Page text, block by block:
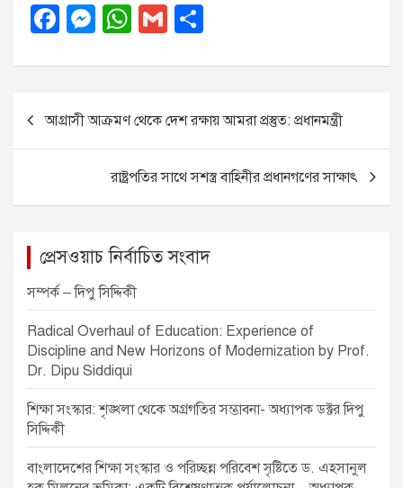
F
c
e
b
M
ss
e
n
g
er
W
at
s
A
p
p
G
ail ar
e
আগ্রাসী আক্রমণ থেকে দেশ রক্ষায় আমরা প্রস্তুত: প্রধানমন্ত্রী
রাষ্ট্রপতির সাথে সশস্ত্র বাহিনীর প্রধানগণের সাক্ষাৎ
প্রেসওয়াচ নির্বাচিত সংবাদ
সম্পর্ক – দিপু সিদ্দিকী
Radical Overhaul of Education: Experience of
Discipline and New Horizons of Modernization by Prof.
Dr. Dipu Siddiqui
শিক্ষা সংস্কার: শৃঙ্খলা থেকে অগ্রগতির সম্ভাবনা- অধ্যাপক ডক্টর দিপু
সিদ্দিকী
বাংলাদেশের শিক্ষা সংস্কার ও পরিচ্ছন্ন পরিবেশ সৃষ্টিতে ড. এহসানুল